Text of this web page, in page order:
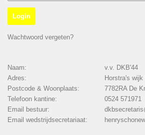
Wachtwoord vergeten?
Naam:
v.v. DKB'44
Adres:
Horstra's wijk
Postcode & Woonplaats:
7782RA De
Telefoon kantine:
0524 571971
Email bestuur:
Email wedstrijdsecretariaat: